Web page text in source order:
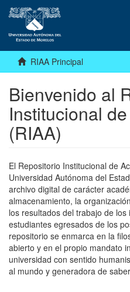
RIAA Principal
Bienvenido al
Institucional
(RIAA)
El Repositorio Institucional de
Universidad Autónoma del
archivo digital de carácter
almacenamiento, la
los resultados del trabajo de
estudiantes egresados de los
repositorio se enmarca en la
abierto y en el propio mandato
universidad con sentido
al mundo y generadora de